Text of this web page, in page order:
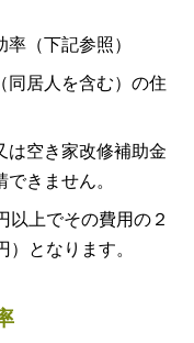
（下記参照）
同居人を含む）の住
は空き家改修補助金
きません。
以上でその費用の２
となります。